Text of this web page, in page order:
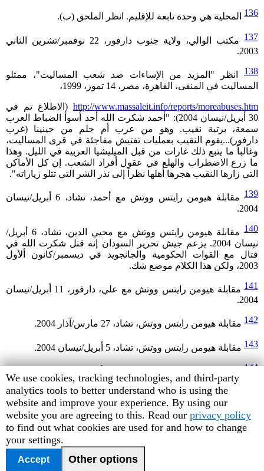
136 المحلية هي وحدة تابعة للإقليم. انظر الملحق (ب).
137
مكتب الوالي، ولاية جنوب دارفور، 22 نوفمبر/تشرين الثاني
2003.
138 انظر "المزيد من الإساءات ضد شعب المساليت"، ممثلو
المساليت في المنفى، القاهرة، مصر، 14 تموز، 1999،
http://www.massaleit.info/reports/moreabuses.htm (الاطلاع تم في
30 أبريل/نيسان 2004): "أحمد شكرت الله أحد أسوأ الضباط العرب
سمعة، برتبة نقيب. وهو من عرب أم جلم من جينينا (غرب
دارفور)...يقوم النقيب بعمليات تفتيش مفاجئة في قرى المساليت،
وغالباً ما يتبع ذلك غارات من قبل الميليشيا العربية في الليل. وهذا
ما زرع الاضطراب والهلع في عقول أفراد الشعب. إن كل الأماكن
التي زارها النقيب هجرها أهلها نظراً إلى نذر الشر التي تتلو زياراته".
139
مقابلة هيومن رايتس ووتش مع أحمد، تشاد، 6 أبريل/نيسان
2004.
140
مقابلة هيومن رايتس ووتش مع محيي الدين، تشاد، 6 أبريل/
نيسان 2004. يزعم جيش تحرير السودان إنه قتل شكرت الله في
قتال مع القوات الحكومية والجانجويد في ديسمبر/كانون ألأول
2003، ولكن هذا الكلام موضع شك.
141
مقابلة هيومن رايتس ووتش مع علي، دارفور، 11 أبريل/نيسان
2004.
142 مقابلة هيومن رايتس ووتش، تشاد، 27 مارس/آذار 2004.
143 مقابلة هيومن رايتس ووتش، تشاد، 5 أبريل/نيسان 2004.
144
مقابلة مع هيومن رايتس ووتش مع تشاد، 14 أبريل/نيسان 2004.
May 2004
<< الصفحة السابقة
الصفحة
Human
Rights
Watch
cookie
preferences
We use cookies, tracking technologies, and third-party
analytics tools to better understand who is using the
website and improve your experience. By using our
website you are agreeing to this. Read our privacy policy
to find out what cookies are used for and how to change
your settings.
Accept Other options